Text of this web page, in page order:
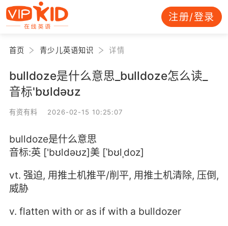
注册/登录
首页 青少儿英语知识 详情
bulldoze是什么意思_bulldoze怎么读_
音标'bʊldəʊz
有资有料 2026-02-15 10:25:07
bulldoze是什么意思
音标:英 ['bʊldəʊz]美 [ˈbʊlˌdoz]
vt. 强迫, 用推土机推平/削平, 用推土机清除, 压倒,
威胁
v. flatten with or as if with a bulldozer